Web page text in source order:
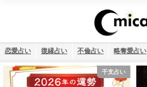
恋愛占い 復縁占い 不倫占い 略奪愛占い
干支占い